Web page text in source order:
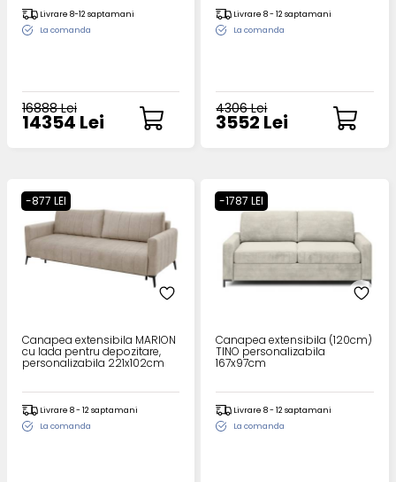
Livrare 8-12 saptamani
La comanda
16888 Lei
14354 Lei
Livrare 8 - 12 saptamani
La comanda
4306 Lei
3552 Lei
-877 LEI
Canapea extensibila MARION
cu lada pentru depozitare,
personalizabila 221x102cm
Livrare 8 - 12 saptamani
La comanda
-1787 LEI
Canapea extensibila (120cm)
TINO personalizabila
167x97cm
Livrare 8 - 12 saptamani
La comanda